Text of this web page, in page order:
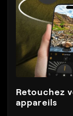
Retouchez
appareils